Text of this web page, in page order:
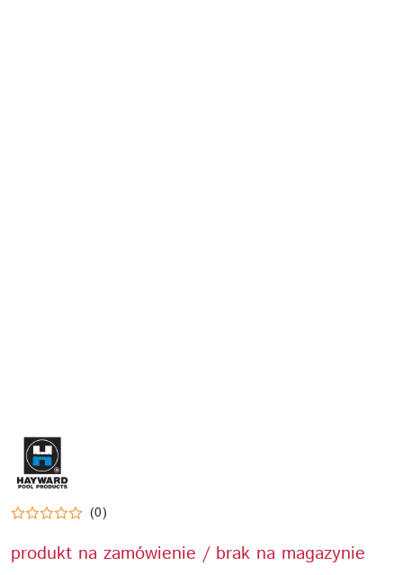
HAYWARD-
LOGO
(0)
produkt na zamówienie / brak na magazynie